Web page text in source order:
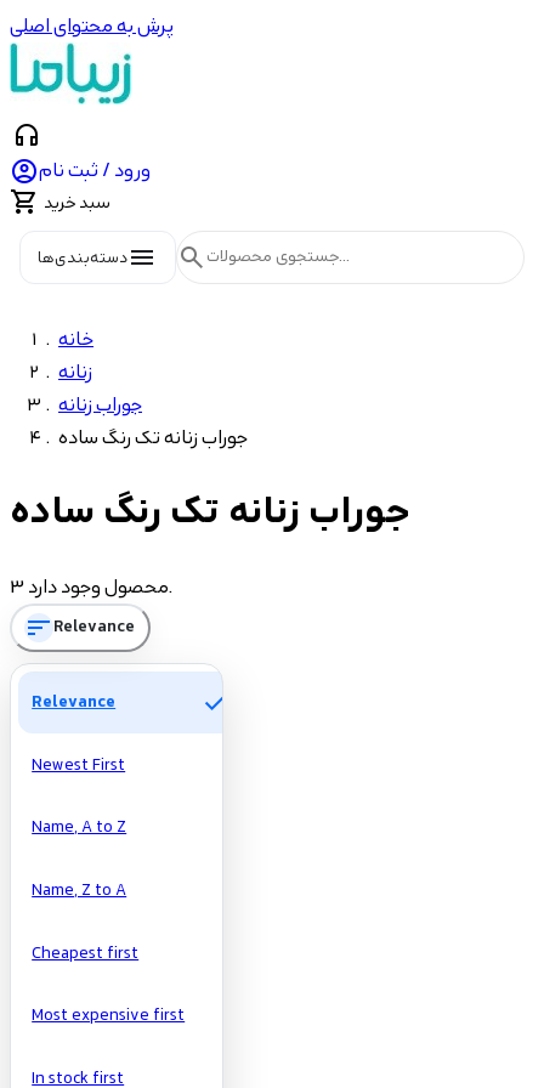
پرش به محتوای اصلی
headphones
ورود / ثبت نام
 سبد خرید
menuدسته‌بندی‌ها search
خانه
زنانه
جوراب زنانه
جوراب زنانه تک رنگ ساده
جوراب زنانه تک رنگ ساده
3 محصول وجود دارد.
sortRelevance
Relevance check
Newest First
Name, A to Z
Name, Z to A
Cheapest first
Most expensive first
In stock first